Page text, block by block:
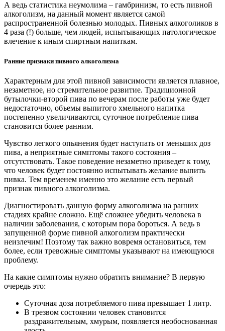
А ведь статистика неумолима – гамбринизм, то есть пивной
алкоголизм, на данный момент является самой
распространенной болезнью молодых. Пивных алкоголиков в
4 раза (!) больше, чем людей, испытывающих патологическое
влечение к иным спиртным напиткам.
Ранние признаки пивного алкоголизма
Характерным для этой пивной зависимости является плавное,
незаметное, но стремительное развитие. Традиционной
бутылочки-второй пива по вечерам после работы уже будет
недостаточно, объемы выпитого хмельного напитка
постепенно увеличиваются, суточное потребление пива
становится более ранним.
Чувство легкого опьянения будет наступать от меньших доз
пива, а неприятные симптомы такого состояния –
отсутствовать. Такое поведение незаметно приведет к тому,
что человек будет постоянно испытывать желание выпить
пивка. Тем временем именно это желание есть первый
признак пивного алкоголизма.
Диагностировать данную форму алкоголизма на ранних
стадиях крайне сложно. Ещё сложнее убедить человека в
наличии заболевания, с которым пора бороться. А ведь в
запущенной форме пивной алкоголизм практически
неизлечим! Поэтому так важно вовремя остановиться, тем
более, если тревожные симптомы указывают на имеющуюся
проблему.
На какие симптомы нужно обратить внимание? В первую
очередь это:
Суточная доза потребляемого пива превышает 1 литр.
В трезвом состоянии человек становится
раздражительным, хмурым, появляется необоснованная